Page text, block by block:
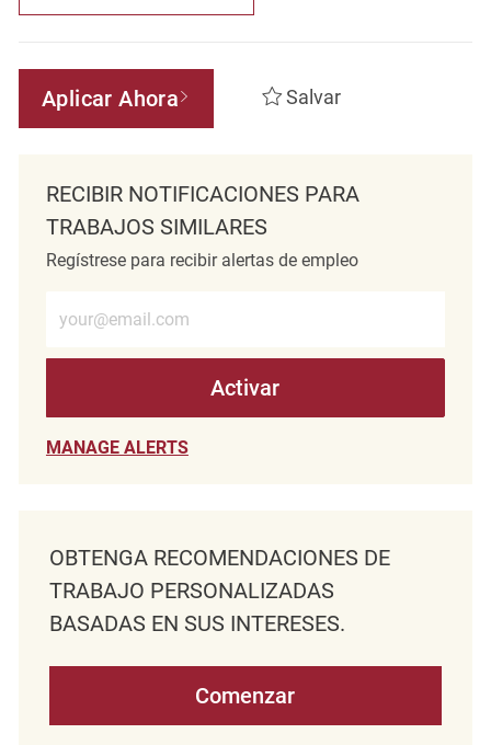
Aplicar Ahora Salvar
RECIBIR NOTIFICACIONES PARA
TRABAJOS SIMILARES
Regístrese para recibir alertas de empleo
Activar
MANAGE ALERTS
OBTENGA RECOMENDACIONES DE
TRABAJO PERSONALIZADAS
BASADAS EN SUS INTERESES.
Comenzar